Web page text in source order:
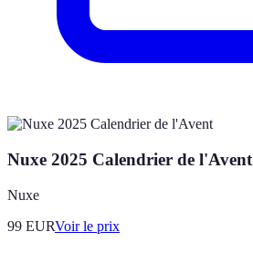
Nuxe 2025 Calendrier de l'Avent
Nuxe
99 EURVoir le prix